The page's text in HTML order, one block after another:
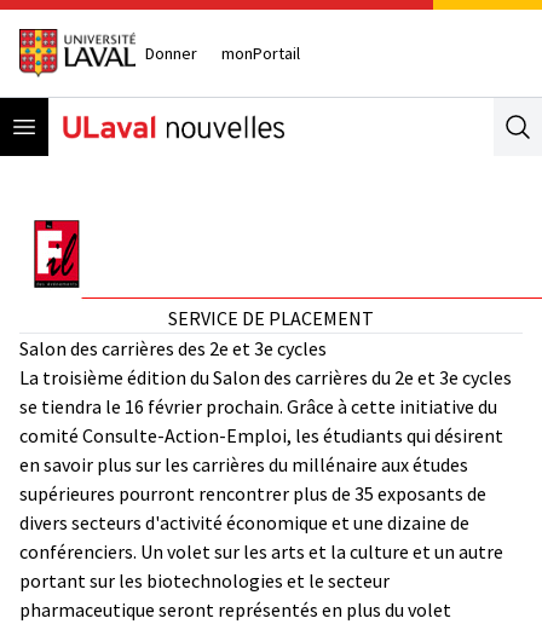
Donner monPortail
Open menu
SERVICE DE PLACEMENT
Salon des carrières des 2e et 3e cycles
La troisième édition du Salon des carrières du 2e et 3e cycles
se tiendra le 16 février prochain. Grâce à cette initiative du
comité Consulte-Action-Emploi, les étudiants qui désirent
en savoir plus sur les carrières du millénaire aux études
supérieures pourront rencontrer plus de 35 exposants de
divers secteurs d'activité économique et une dizaine de
conférenciers. Un volet sur les arts et la culture et un autre
portant sur les biotechnologies et le secteur
pharmaceutique seront représentés en plus du volet